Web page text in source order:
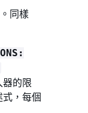
同樣
器的限
，每個